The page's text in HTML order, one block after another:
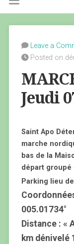
Leave a
Posted on
Jeudi
Saint Apo
marche
bas de la
départ groupé
Parking lieu
005.01734°
Distance : «
km dénivelé